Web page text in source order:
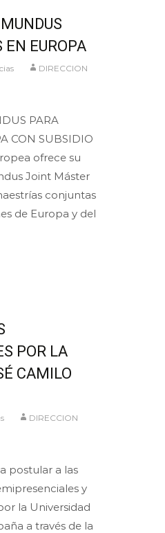
EUROPA
DIRECCION
PARA
CON SUBSIDIO
ofrece su
Joint Máster
conjuntas
de Europa y del
POR LA
CAMILO
DIRECCION
postular a las
y
la Universidad
a través de la